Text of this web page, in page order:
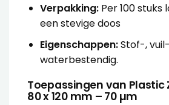
Verpakking:Per 100 stuks
een stevige doos
Eigenschappen:Stof-,
waterbestendig.
Toepassingen van Plastic
80 x 120 mm – 70 µm